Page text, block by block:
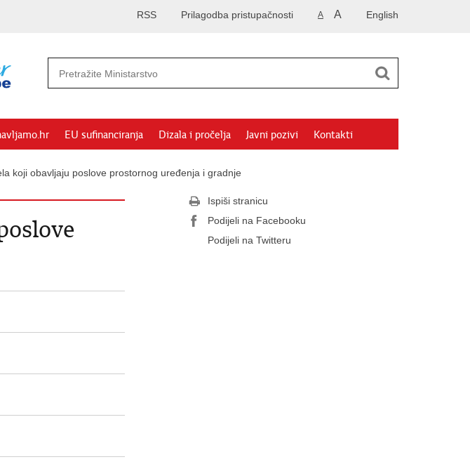
English
A A
Prilagodba pristupačnosti
RSS
EU sufinanciranja Dizala i pročelja Javni pozivi Kontakti
koji obavljaju poslove prostornog uređenja i gradnje
Ispiši stranicu
Podijeli na Facebooku
Podijeli na Twitteru